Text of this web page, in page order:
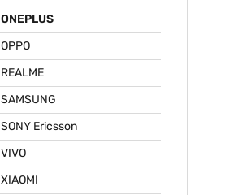
ONEPLUS
OPPO
REALME
SAMSUNG
SONY Ericsson
VIVO
XIAOMI